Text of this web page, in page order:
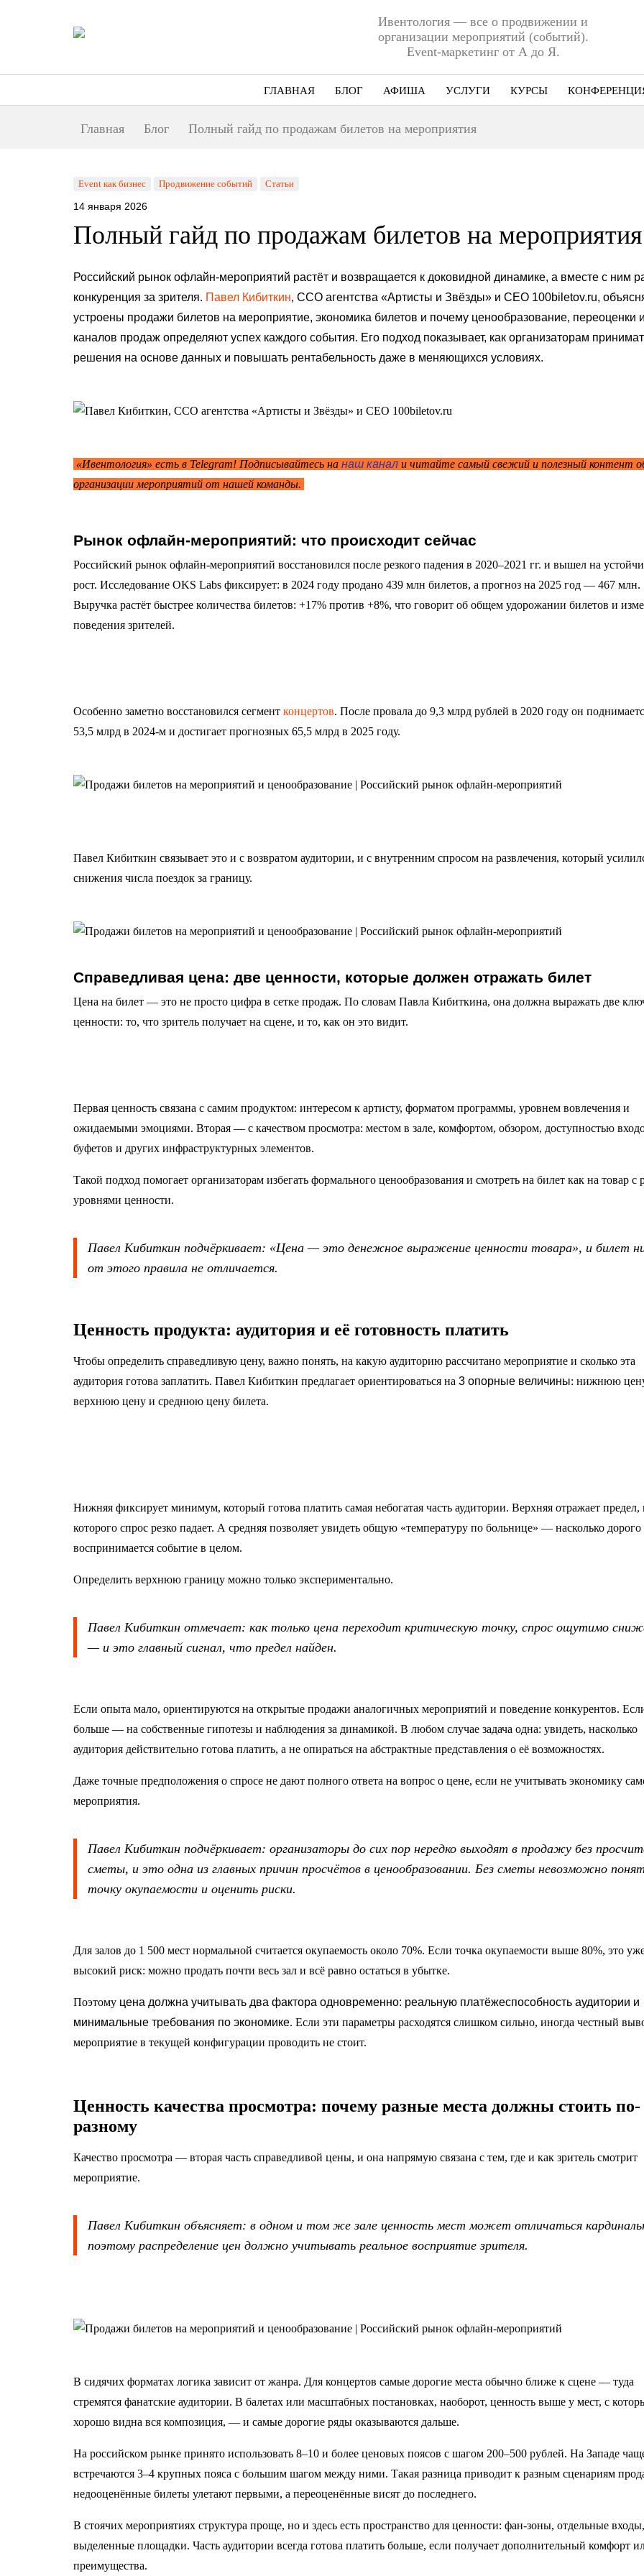
Ивентология — все о продвижении и
организации мероприятий (событий).
Event-маркетинг от А до Я.
ГЛАВНАЯ БЛОГ АФИША УСЛУГИ КУРСЫ
Главная Блог Полный гайд по продажам билетов на мероприятия
Event как бизнес Продвижение событий Статьи
14 января 2026
Полный гайд по продажам билетов на мероприятия
Российский рынок офлайн-мероприятий растёт и возвращается к доковидной динамике, а вместе с ним
конкуренция за зрителя. Павел Кибиткин, CCO агентства «Артисты и Звёзды» и CEO 100biletov.ru,
устроены продажи билетов на мероприятие, экономика билетов и почему ценообразование, переоценки
каналов продаж определяют успех каждого события. Его подход показывает, как организаторам
решения на основе данных и повышать рентабельность даже в меняющихся условиях.
«Ивентология» есть в Telegram! Подписывайтесь на наш канал и читайте самый свежий и полезный контент
организации мероприятий от нашей команды.
Рынок офлайн-мероприятий: что происходит сейчас
Российский рынок офлайн-мероприятий восстановился после резкого падения в 2020–2021 гг. и вышел на
рост. Исследование OKS Labs фиксирует: в 2024 году продано 439 млн билетов, а прогноз на 2025 год — 467 млн.
Выручка растёт быстрее количества билетов: +17% против +8%, что говорит об общем удорожании билетов и
поведения зрителей.
Особенно заметно восстановился сегмент концертов. После провала до 9,3 млрд рублей в 2020 году он
53,5 млрд в 2024-м и достигает прогнозных 65,5 млрд в 2025 году.
Павел Кибиткин связывает это и с возвратом аудитории, и с внутренним спросом на развлечения, который
снижения числа поездок за границу.
Справедливая цена: две ценности, которые должен отражать билет
Цена на билет — это не просто цифра в сетке продаж. По словам Павла Кибиткина, она должна выражать две
ценности: то, что зритель получает на сцене, и то, как он это видит.
Первая ценность связана с самим продуктом: интересом к артисту, форматом программы, уровнем вовлечения и
ожидаемыми эмоциями. Вторая — с качеством просмотра: местом в зале, комфортом, обзором, доступностью
буфетов и других инфраструктурных элементов.
Такой подход помогает организаторам избегать формального ценообразования и смотреть на билет как на товар с
уровнями ценности.
Павел Кибиткин подчёркивает: «Цена — это денежное выражение ценности товара», и билет
от этого правила не отличается.
Ценность продукта: аудитория и её готовность платить
Чтобы определить справедливую цену, важно понять, на какую аудиторию рассчитано мероприятие и сколько эта
аудитория готова заплатить. Павел Кибиткин предлагает ориентироваться на 3 опорные величины: нижнюю
верхнюю цену и среднюю цену билета.
Нижняя фиксирует минимум, который готова платить самая небогатая часть аудитории. Верхняя отражает предел,
которого спрос резко падает. А средняя позволяет увидеть общую «температуру по больнице» — насколько дорого
воспринимается событие в целом.
Определить верхнюю границу можно только экспериментально.
Павел Кибиткин отмечает: как только цена переходит критическую точку, спрос ощутимо
— и это главный сигнал, что предел найден.
Если опыта мало, ориентируются на открытые продажи аналогичных мероприятий и поведение конкурентов.
больше — на собственные гипотезы и наблюдения за динамикой. В любом случае задача одна: увидеть, насколько
аудитория действительно готова платить, а не опираться на абстрактные представления о её возможностях.
Даже точные предположения о спросе не дают полного ответа на вопрос о цене, если не учитывать экономику
мероприятия.
Павел Кибиткин подчёркивает: организаторы до сих пор нередко выходят в продажу без
сметы, и это одна из главных причин просчётов в ценообразовании. Без сметы невозможно
точку окупаемости и оценить риски.
Для залов до 1 500 мест нормальной считается окупаемость около 70%. Если точка окупаемости выше 80%, это
высокий риск: можно продать почти весь зал и всё равно остаться в убытке.
Поэтому цена должна учитывать два фактора одновременно: реальную платёжеспособность аудитории и
минимальные требования по экономике. Если эти параметры расходятся слишком сильно, иногда честный
мероприятие в текущей конфигурации проводить не стоит.
Ценность качества просмотра: почему разные места должны стоить по-
разному
Качество просмотра — вторая часть справедливой цены, и она напрямую связана с тем, где и как зритель смотрит
мероприятие.
Павел Кибиткин объясняет: в одном и том же зале ценность мест может отличаться
поэтому распределение цен должно учитывать реальное восприятие зрителя.
В сидячих форматах логика зависит от жанра. Для концертов самые дорогие места обычно ближе к сцене — туда
стремятся фанатские аудитории. В балетах или масштабных постановках, наоборот, ценность выше у мест, с
хорошо видна вся композиция, — и самые дорогие ряды оказываются дальше.
На российском рынке принято использовать 8–10 и более ценовых поясов с шагом 200–500 рублей. На Западе
встречаются 3–4 крупных пояса с большим шагом между ними. Такая разница приводит к разным сценариям
недооценённые билеты улетают первыми, а переоценённые висят до последнего.
В стоячих мероприятиях структура проще, но и здесь есть пространство для ценности: фан-зоны, отдельные входы,
выделенные площадки. Часть аудитории всегда готова платить больше, если получает дополнительный комфорт
преимущества.